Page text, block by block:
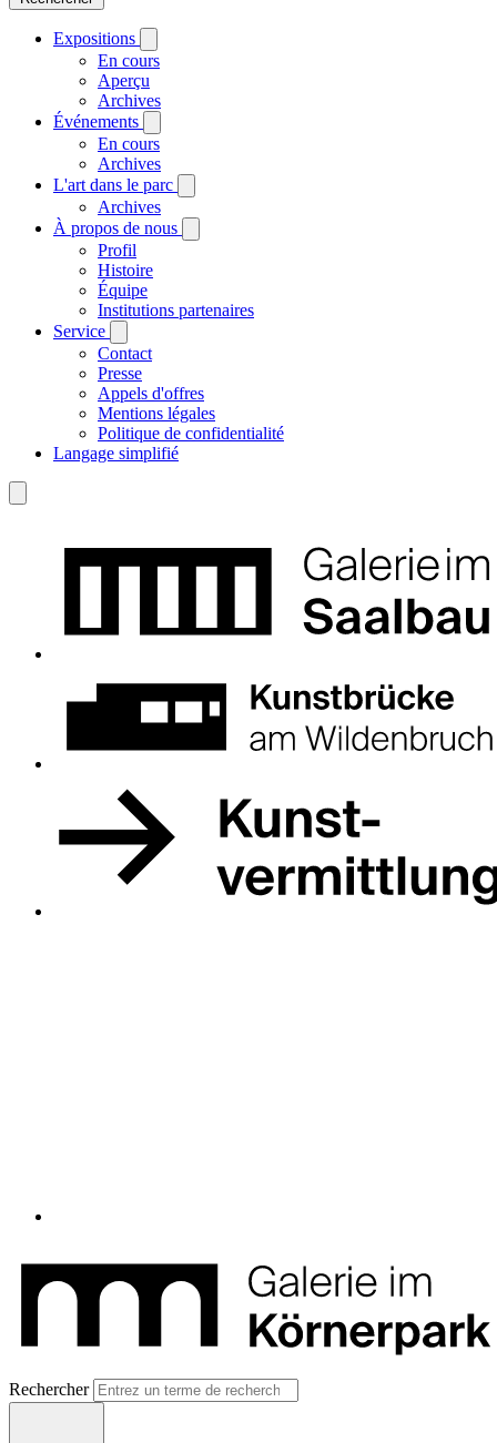
Expositions
En cours
Aperçu
Archives
Événements
En cours
Archives
L'art dans le parc
Archives
À propos de nous
Profil
Histoire
Équipe
Institutions partenaires
Service
Contact
Presse
Appels d'offres
Mentions légales
Politique de confidentialité
Langage simplifié
Rechercher